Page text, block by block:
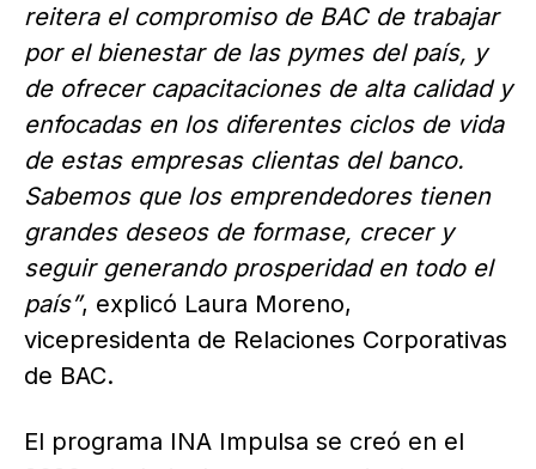
reitera el compromiso de BAC de trabajar
por el bienestar de las pymes del país, y
de ofrecer capacitaciones de alta calidad y
enfocadas en los diferentes ciclos de vida
de estas empresas clientas del banco.
Sabemos que los emprendedores tienen
grandes deseos de formase, crecer y
seguir generando prosperidad en todo el
país”, explicó Laura Moreno,
vicepresidenta de Relaciones Corporativas
de BAC.
El programa INA Impulsa se creó en el